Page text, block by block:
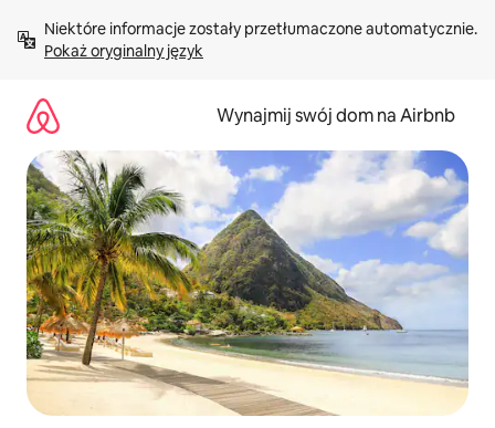
treści Pokaż oryginalny język
Wynajmij swój dom na Airbnb